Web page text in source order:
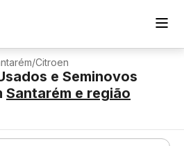
/Citroen
e Seminovos
Santarém e região